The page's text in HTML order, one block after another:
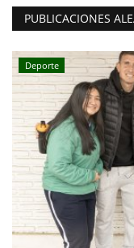
PUBLICACIONES
Deporte